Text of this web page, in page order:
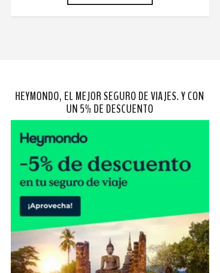
HEYMONDO, EL MEJOR SEGURO DE VIAJES. Y CON
UN 5% DE DESCUENTO